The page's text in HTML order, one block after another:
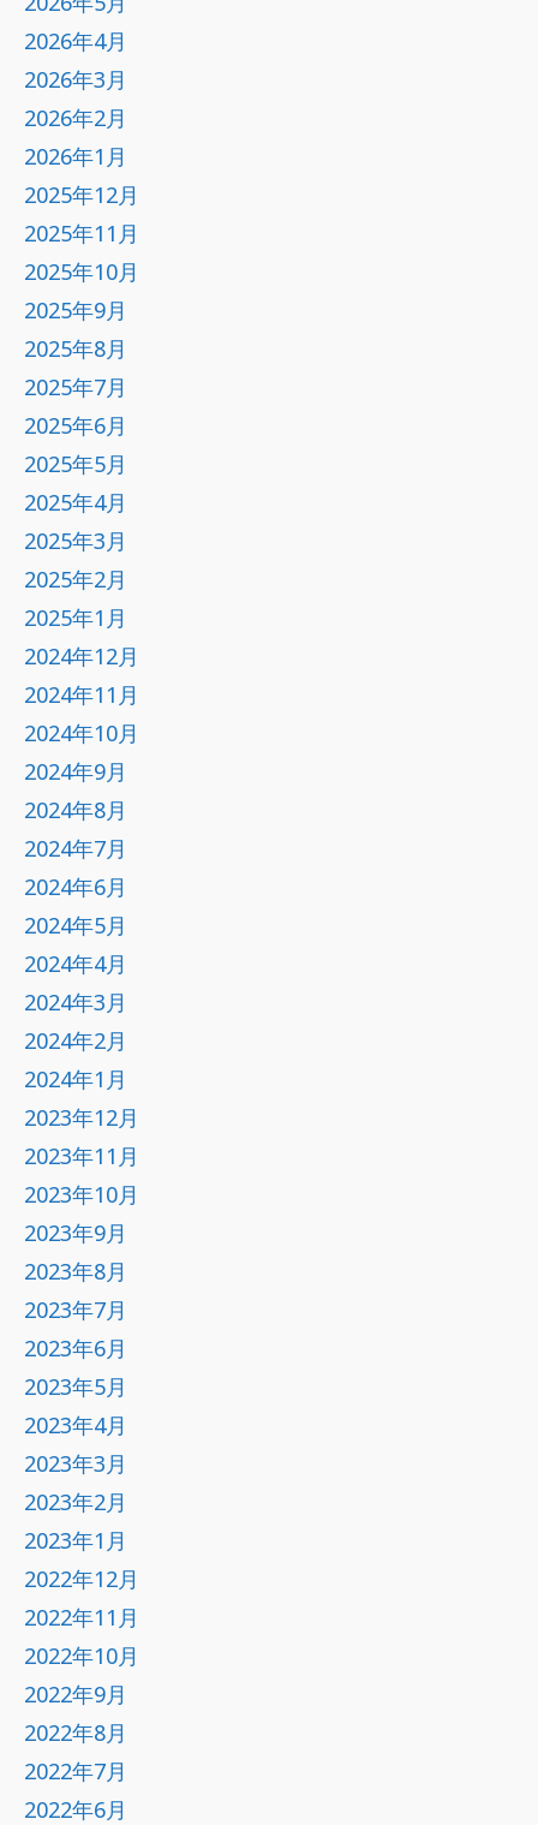
2026年4月
2026年3月
2026年2月
2026年1月
2025年12月
2025年11月
2025年10月
2025年9月
2025年8月
2025年7月
2025年6月
2025年5月
2025年4月
2025年3月
2025年2月
2025年1月
2024年12月
2024年11月
2024年10月
2024年9月
2024年8月
2024年7月
2024年6月
2024年5月
2024年4月
2024年3月
2024年2月
2024年1月
2023年12月
2023年11月
2023年10月
2023年9月
2023年8月
2023年7月
2023年6月
2023年5月
2023年4月
2023年3月
2023年2月
2023年1月
2022年12月
2022年11月
2022年10月
2022年9月
2022年8月
2022年7月
2022年6月